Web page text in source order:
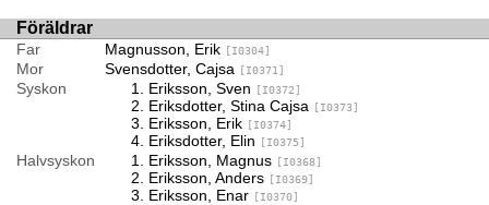
Föräldrar
Far Magnusson, Erik [I0304]
Mor Svensdotter, Cajsa [I0371]
Syskon Eriksson, Sven [I0372]
Eriksdotter, Stina Cajsa [I0373]
Eriksson, Erik [I0374]
Eriksdotter, Elin [I0375]
Halvsyskon Eriksson, Magnus [I0368]
Eriksson, Anders [I0369]
Eriksson, Enar [I0370]